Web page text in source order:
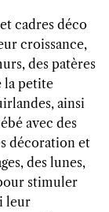
cadres déco
croissance,
des patères
la petite
ainsi
avec des
décoration et
des lunes,
stimuler
leur